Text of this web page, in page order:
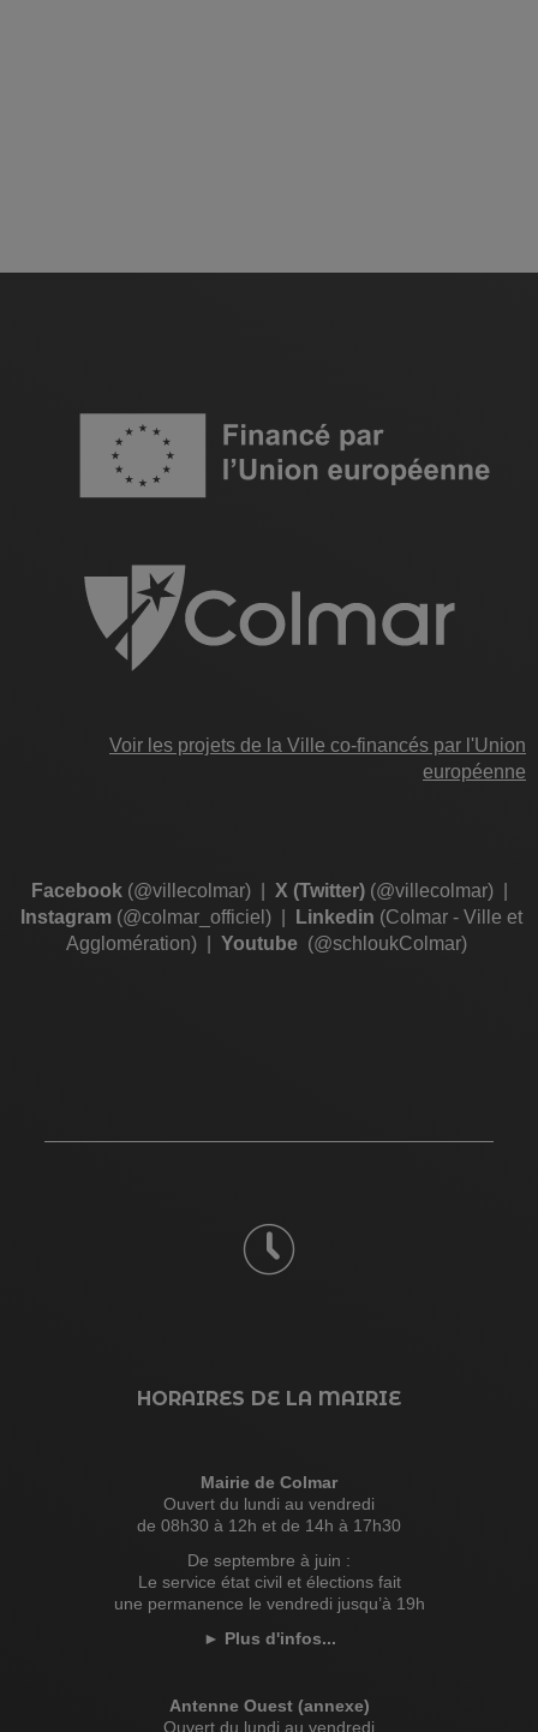
Image
Voir les projets de la Ville co-financés par l'Union
européenne
Facebook(@villecolmar)| X (Twitter)(@villecolmar)|
Instagram (@colmar_officiel) Linkedin (Colmar - Ville et
Agglomération)
Youtube (@schloukColmar)
HORAIRES DE LA MAIRIE
Mairie de Colmar
Ouvert du lundi au vendredi
de 08h30 à 12h et de 14h à 17h30
De septembre à juin :
Le service état civil et élections fait
une permanence le vendredi jusqu’à 19h
► Plus d'infos...
Antenne Ouest (annexe)
Ouvert du lundi au vendredi